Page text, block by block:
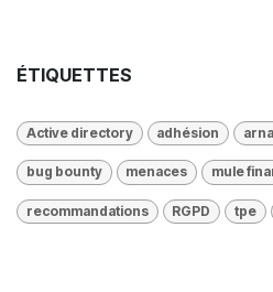
ÉTIQUETTES
Active directory adhésion
bug bounty menaces mule
recommandations RGPD tpe